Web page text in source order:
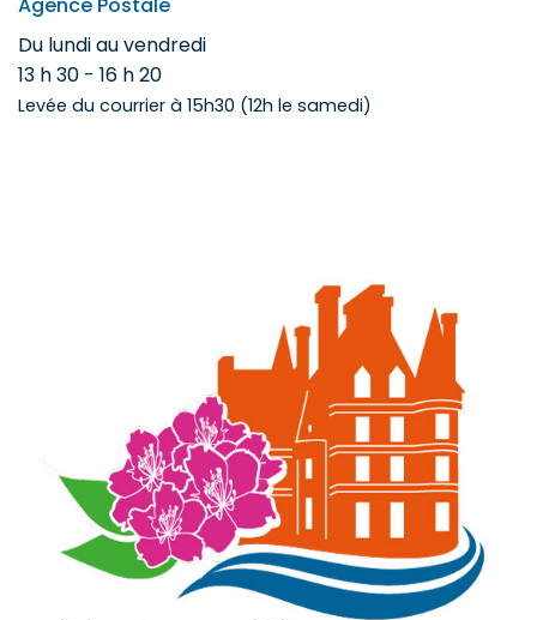
Du lundi au vendredi
13 h 30 - 16 h 20
Levée du courrier à 15h30 (12h le samedi)